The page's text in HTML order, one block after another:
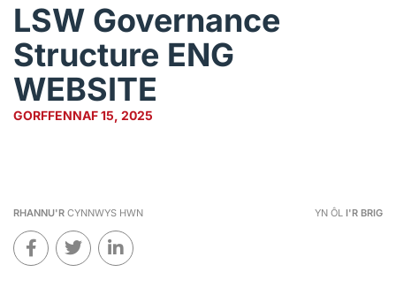
LSW Governance
Structure ENG
WEBSITE
GORFFENNAF 15, 2025
RHANNU'R CYNNWYS HWN YN ÔL I'R BRIG